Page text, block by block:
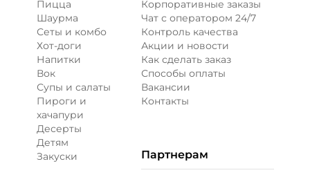
Пицца
Шаурма
Сеты и комбо
Хот-доги
Напитки
Вок
Супы и салаты
Пироги и
хачапури
Десерты
Детям
Закуски
Корпоративные заказы
Чат с оператором 24/7
Контроль качества
Акции и новости
Как сделать заказ
Способы оплаты
Вакансии
Контакты
Партнерам